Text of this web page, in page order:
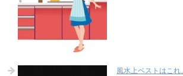
風水上ベストはこ